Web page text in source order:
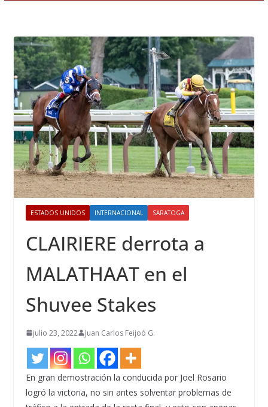
ESTADOS UNIDOS INTERNACIONAL SARATOGA
CLAIRIERE derrota a
MALATHAAT en el
Shuvee Stakes
julio 23, 2022 Juan Carlos Feijoó G.
En gran demostración la conducida por Joel Rosario
logró la victoria, no sin antes solventar problemas de